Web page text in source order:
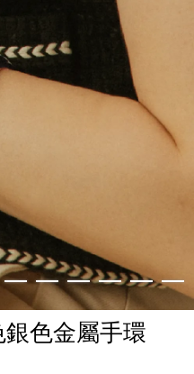
色金屬手環